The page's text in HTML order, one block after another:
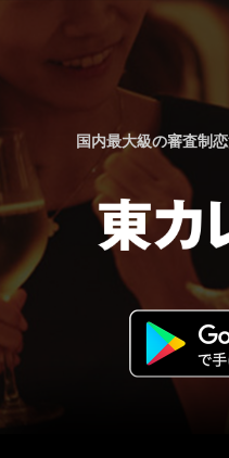
国内最大級の審査制